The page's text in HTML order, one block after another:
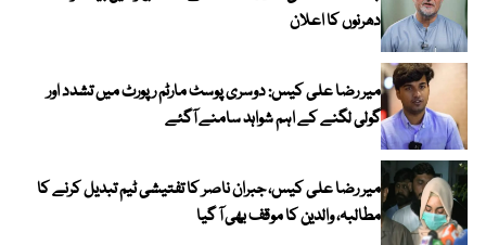
دھرنوں کا اعلان
میر رضا علی کیس: دوسری پوسٹ مارٹم رپورٹ میں تشدد اور
گولی لگنے کے اہم شواہد سامنے آگئے
میر رضا علی کیس، جبران ناصر کا تفتیشی ٹیم تبدیل کرنے کا
مطالبہ، والدین کا موقف بھی آ گیا